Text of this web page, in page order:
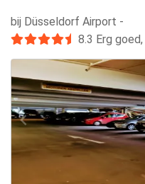
bij Düsseldorf Airport -
8.3 Erg goed,